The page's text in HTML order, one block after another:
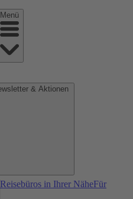
Menü
Reisebüros in Ihrer NäheFür